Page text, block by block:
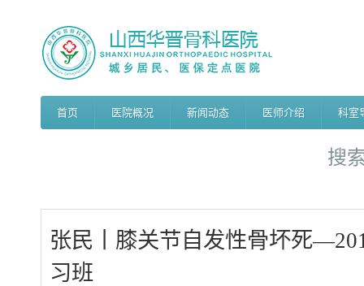
首页 医院概况 新闻动态 医师介绍 科室
搜
张民丨膝关节自发性骨坏死
习班